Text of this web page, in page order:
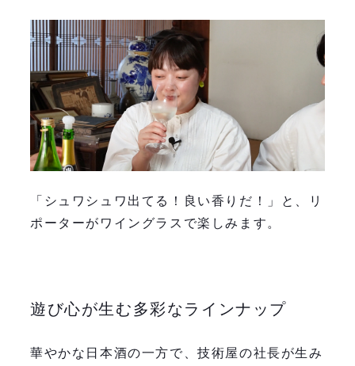
「シュワシュワ出てる！良い香りだ！」と、リ
ポーターがワイングラスで楽しみます。
遊び心が生む多彩なラインナップ
華やかな日本酒の一方で、技術屋の社長が生み